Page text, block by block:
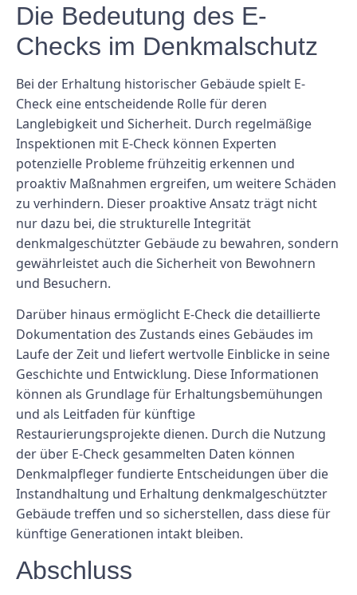
Die Bedeutung des E-
Checks im Denkmalschutz
Bei der Erhaltung historischer Gebäude spielt E-
Check eine entscheidende Rolle für deren
Langlebigkeit und Sicherheit. Durch regelmäßige
Inspektionen mit E-Check können Experten
potenzielle Probleme frühzeitig erkennen und
proaktiv Maßnahmen ergreifen, um weitere Schäden
zu verhindern. Dieser proaktive Ansatz trägt nicht
nur dazu bei, die strukturelle Integrität
denkmalgeschützter Gebäude zu bewahren, sondern
gewährleistet auch die Sicherheit von Bewohnern
und Besuchern.
Darüber hinaus ermöglicht E-Check die detaillierte
Dokumentation des Zustands eines Gebäudes im
Laufe der Zeit und liefert wertvolle Einblicke in seine
Geschichte und Entwicklung. Diese Informationen
können als Grundlage für Erhaltungsbemühungen
und als Leitfaden für künftige
Restaurierungsprojekte dienen. Durch die Nutzung
der über E-Check gesammelten Daten können
Denkmalpfleger fundierte Entscheidungen über die
Instandhaltung und Erhaltung denkmalgeschützter
Gebäude treffen und so sicherstellen, dass diese für
künftige Generationen intakt bleiben.
Abschluss